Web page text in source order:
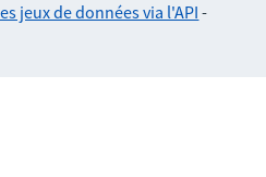
jeux de données via l'API -